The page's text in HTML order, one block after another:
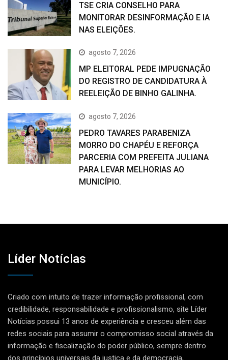
TSE CRIA CONSELHO PARA
MONITORAR DESINFORMAÇÃO E IA
NAS ELEIÇÕES.
agosto 7, 2026
MP ELEITORAL PEDE IMPUGNAÇÃO
DO REGISTRO DE CANDIDATURA À
REELEIÇÃO DE BINHO GALINHA.
agosto 7, 2026
PEDRO TAVARES PARABENIZA
MORRO DO CHAPÉU E REFORÇA
PARCERIA COM PREFEITA JULIANA
PARA LEVAR MELHORIAS AO
MUNICÍPIO.
Líder Notícias
Criado com intuito de trazer informação profissional, com
credibilidade, responsabilidade e profissionalismo, site Líder
Notícias possui 13 anos de experiência e cresceu além das
redes sociais para assumir o compromisso social através da
informação e fiscalização do poder público, sempre dentro
dos princípios universais da justiça e da democracia,